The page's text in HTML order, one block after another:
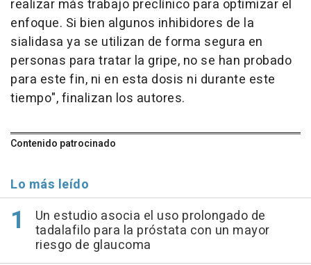
realizar más trabajo preclínico para optimizar el
enfoque. Si bien algunos inhibidores de la
sialidasa ya se utilizan de forma segura en
personas para tratar la gripe, no se han probado
para este fin, ni en esta dosis ni durante este
tiempo", finalizan los autores.
Contenido patrocinado
Lo más leído
Un estudio asocia el uso prolongado de
tadalafilo para la próstata con un mayor
riesgo de glaucoma